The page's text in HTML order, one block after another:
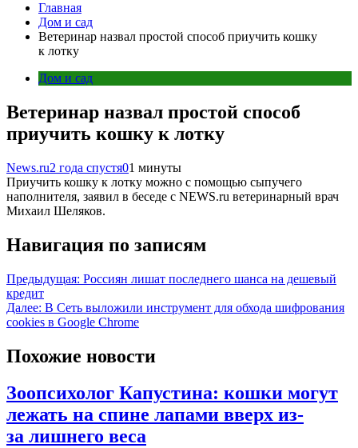
Главная
Дом и сад
Ветеринар назвал простой способ приучить кошку
к лотку
Дом и сад
Ветеринар назвал простой способ
приучить кошку к лотку
News.ru2 года спустя01 минуты
Приучить кошку к лотку можно с помощью сыпучего
наполнителя, заявил в беседе с NEWS.ru ветеринарный врач
Михаил Шеляков.
Навигация по записям
Предыдущая: Россиян лишат последнего шанса на дешевый
кредит
Далее: В Сеть выложили инструмент для обхода шифрования
cookies в Google Chrome
Похожие новости
Зоопсихолог Капустина: кошки могут
лежать на спине лапами вверх из-
за лишнего веса